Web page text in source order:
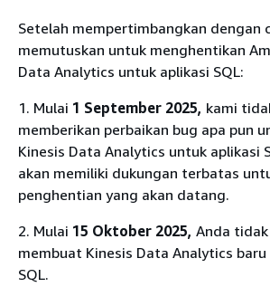
Setelah mempertimbangkan dengan
memutuskan untuk menghentikan
Data Analytics untuk aplikasi SQL:
1. Mulai 1 September 2025, kami
memberikan perbaikan bug apa pun
Kinesis Data Analytics untuk aplikasi
akan memiliki dukungan terbatas
penghentian yang akan datang.
2. Mulai 15 Oktober 2025, Anda
membuat Kinesis Data Analytics
SQL.